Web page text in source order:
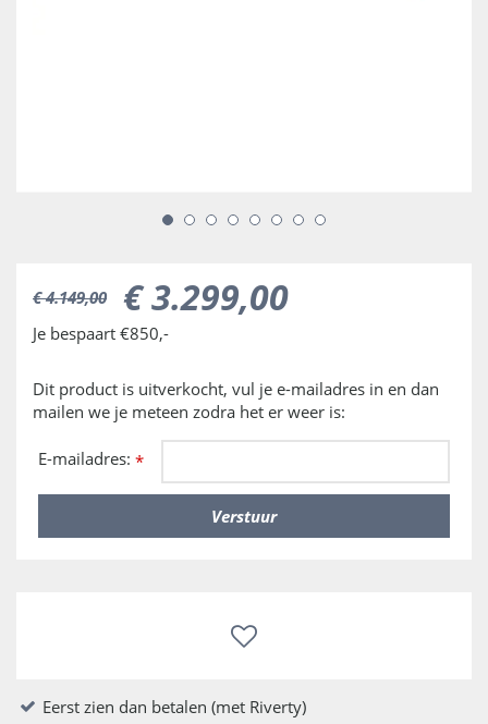
€ 4.149,00 €3.299,00
Je bespaart €850,-
Dit product is uitverkocht, vul je e-mailadres in en dan
mailen we je meteen zodra het er weer is:
E-mailadres: *
Eerst zien dan betalen (met Riverty)